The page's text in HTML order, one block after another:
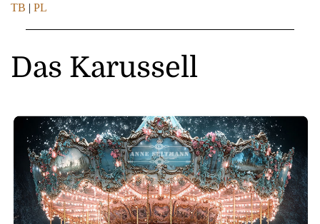
TB | PL
Das Karussell